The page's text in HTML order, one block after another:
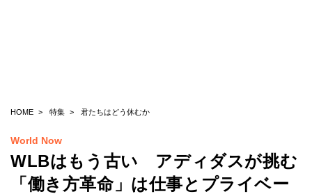
HOME 特集 君たちはどう休むか
World Now
WLBはもう古い アディダスが挑む
「働き方革命」は仕事とプライベー